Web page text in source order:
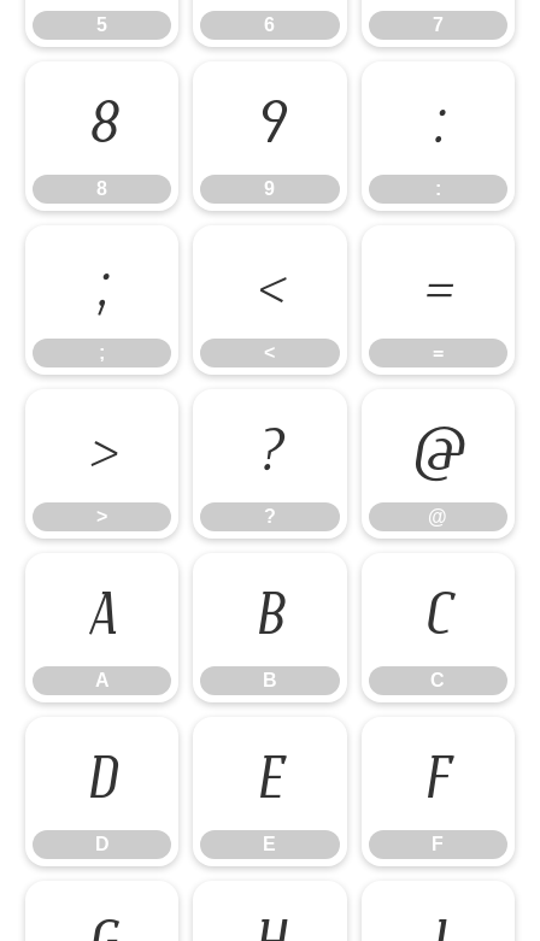
5 6 7
8
8
9
9
:
:
;
;
<
<
=
=
>
>
?
?
@
@
A
A
B
B
C
C
D
D
E
E
F
F